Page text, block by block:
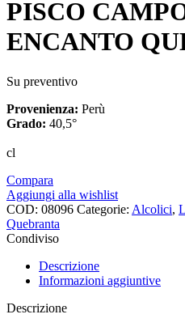
PISCO
ENCANTO
Su preventivo
Provenienza: Perù
Grado:
cl
Compara
Aggiungi alla wishlist
COD: 08096 Categorie: Alcolici,
Quebranta
Condiviso
Descrizione
Informazioni aggiuntive
Descrizione